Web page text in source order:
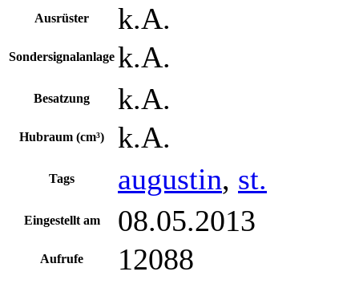
Ausrüster k.A.
Sondersignalanlage k.A.
Besatzung k.A.
Hubraum (cm³) k.A.
Tags augustin, st.
Eingestellt am 08.05.2013
Aufrufe 12088